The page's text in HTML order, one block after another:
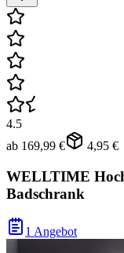
4.5
ab 169,99 € 4,95 €
WELLTIME
Badschrank
1 Angebot